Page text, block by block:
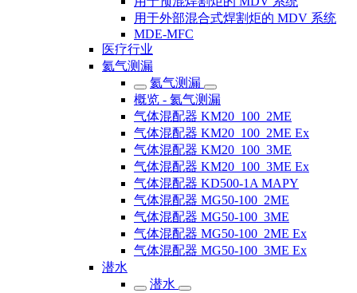
用于外部混合式焊割炬的 MDV 系统
MDE-MFC
医疗行业
氦气测漏
氦气测漏
概览 - 氦气测漏
气体混配器 KM20_100_2ME
气体混配器 KM20_100_2ME Ex
气体混配器 KM20_100_3ME
气体混配器 KM20_100_3ME Ex
气体混配器 KD500-1A MAPY
气体混配器 MG50-100_2ME
气体混配器 MG50-100_3ME
气体混配器 MG50-100_2ME Ex
气体混配器 MG50-100_3ME Ex
潜水
潜水